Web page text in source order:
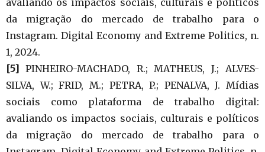
avaliando os impactos sociais, culturais e políticos
da migração do mercado de trabalho para o
Instagram. Digital Economy and Extreme Politics, n.
1, 2024.
[5]
PINHEIRO-MACHADO, R.; MATHEUS, J.; ALVES-
SILVA, W.; FRID, M.; PETRA, P.; PENALVA, J. Mídias
sociais como plataforma de trabalho digital:
avaliando os impactos sociais, culturais e políticos
da migração do mercado de trabalho para o